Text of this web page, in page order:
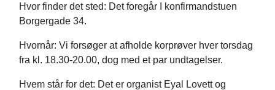
Hvor finder det sted: Det foregår I konfirmandstuen
Borgergade 34.
Hvornår: Vi forsøger at afholde korprøver hver torsdag
fra kl. 18.30-20.00, dog med et par undtagelser.
Hvem står for det: Det er organist Eyal Lovett og